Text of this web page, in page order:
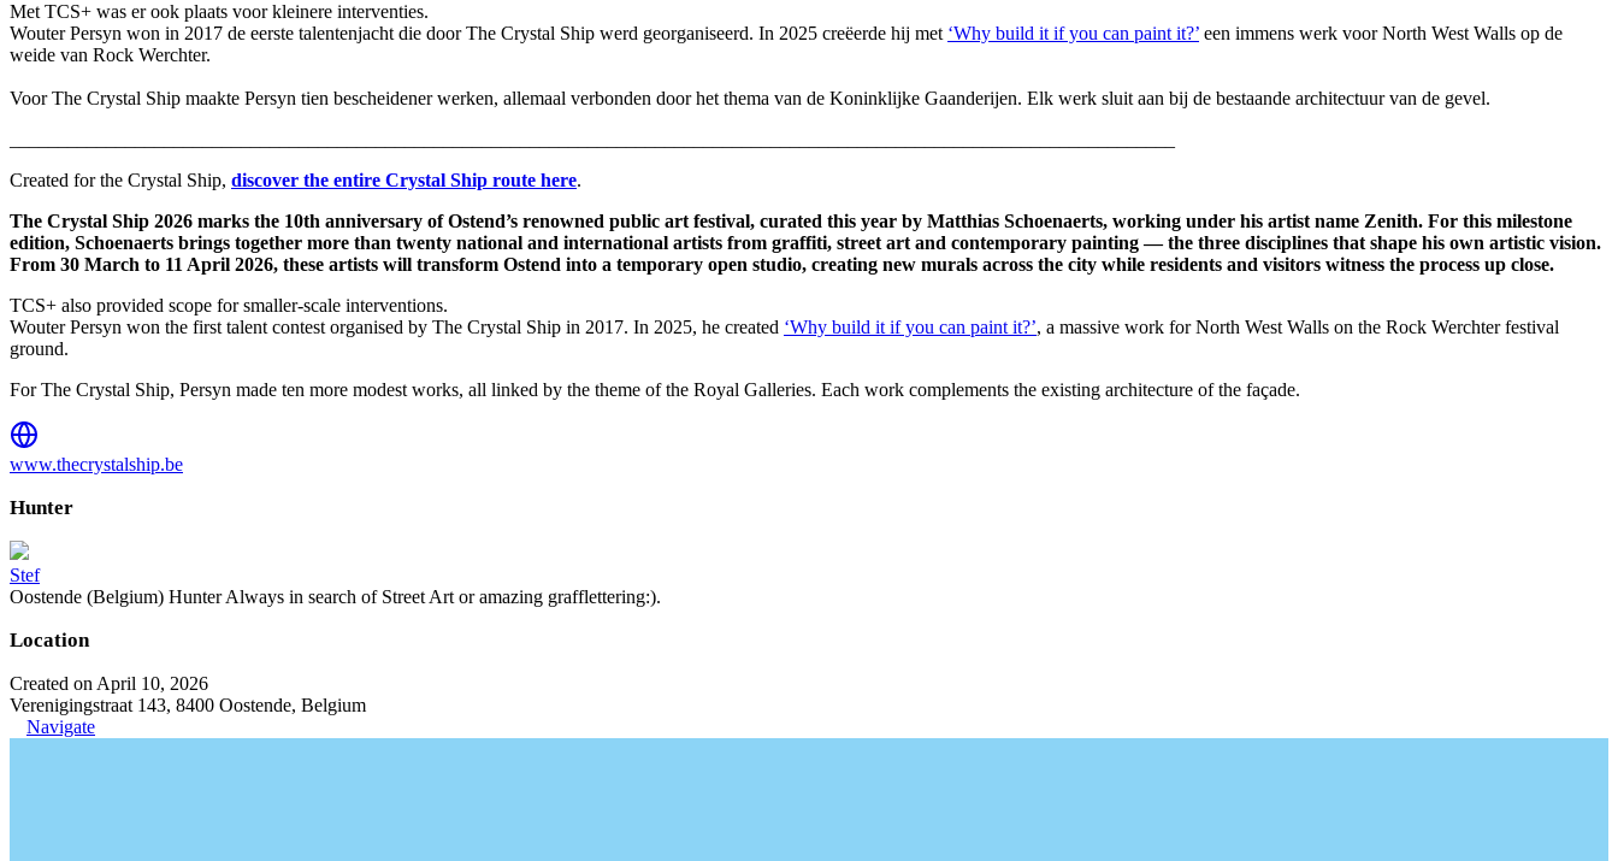
Met TCS+ was er ook plaats voor kleinere interventies.
Wouter Persyn won in 2017 de eerste talentenjacht die door The Crystal Ship werd georganiseerd. In 2025 creëerde hij met ‘Why build it if you can paint it?’ een immens werk voor North West Walls op de
weide van Rock Werchter.
Voor The Crystal Ship maakte Persyn tien bescheidener werken, allemaal verbonden door het thema van de Koninklijke Gaanderijen. Elk werk sluit aan bij de bestaande architectuur van de gevel.
Created for the Crystal Ship, discover the entire Crystal Ship route here.
The Crystal Ship 2026 marks the 10th anniversary of Ostend’s renowned public art festival, curated this year by Matthias Schoenaerts, working under his artist name Zenith. For this milestone
edition, Schoenaerts brings together more than twenty national and international artists from graffiti, street art and contemporary painting — the three disciplines that shape his own artistic vision.
From 30 March to 11 April 2026, these artists will transform Ostend into a temporary open studio, creating new murals across the city while residents and visitors witness the process up close.
TCS+ also provided scope for smaller-scale interventions.
Wouter Persyn won the first talent contest organised by The Crystal Ship in 2017. In 2025, he created ‘Why build it if you can paint it?’, a massive work for North West Walls on the Rock Werchter festival
ground.
For The Crystal Ship, Persyn made ten more modest works, all linked by the theme of the Royal Galleries. Each work complements the existing architecture of the façade.
www.thecrystalship.be
Hunter
Stef
Oostende (Belgium) Hunter Always in search of Street Art or amazing grafflettering:).
Location
Created on April 10, 2026
Verenigingstraat 143, 8400 Oostende, Belgium
Navigate